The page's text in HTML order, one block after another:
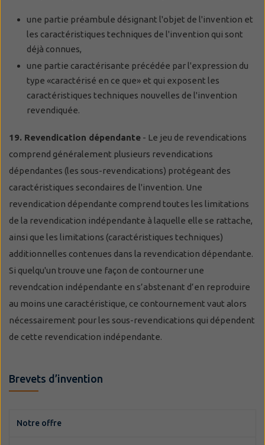
une partie préambule désignant l'objet de l'invention et
les caractéristiques techniques de l'invention qui sont
déjà connues,
une partie caractérisante précédée par l'expression du
type «caractérisé en ce que» et qui exposent les
caractéristiques techniques nouvelles de l'invention
revendiquée.
19. Revendication dépendante - Le jeu de revendications
comprend généralement plusieurs revendications
dépendantes (les sous-revendications) protégeant des
caractéristiques secondaires de l'invention. Une
revendication dépendante comprend toutes les limitations
de la revendication indépendante à laquelle elle se rattache,
ainsi que les limitations (caractéristiques techniques)
additionnelles contenues dans la revendication dépendante.
Si quelqu'un trouve une façon de contourner une
revendcation indépendante en s’abstenant d’en reproduire
au moins une caractéristique, ce contournement vaut alors
nécessairement pour les sous-revendications qui dépendent
de cette revendication indépendante.
Brevets d’invention
Notre offre